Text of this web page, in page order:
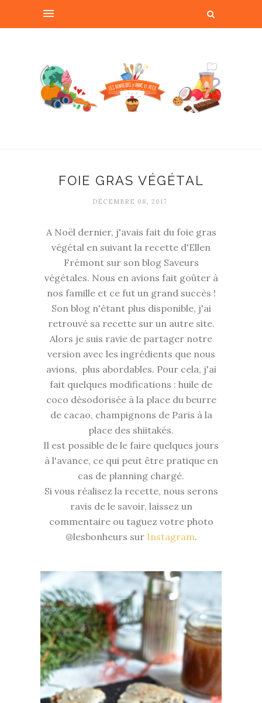
FOIE GRAS VÉGÉTAL
DÉCEMBRE 08, 2017
A Noël dernier, j'avais fait du foie gras
végétal en suivant la recette d'Ellen
Frémont sur son blog Saveurs
végétales. Nous en avions fait goûter à
nos famille et ce fut un grand succès !
Son blog n'étant plus disponible, j'ai
retrouvé sa recette sur un autre site.
Alors je suis ravie de partager notre
version avec les ingrédients que nous
avions, plus abordables. Pour cela, j'ai
fait quelques modifications : huile de
coco désodorisée à la place du beurre
de cacao, champignons de Paris à la
place des shiitakés.
Il est possible de le faire quelques jours
à l'avance, ce qui peut être pratique en
cas de planning chargé.
Si vous réalisez la recette, nous serons
ravis de le savoir, laissez un
commentaire ou taguez votre photo
@lesbonheurs sur Instagram.